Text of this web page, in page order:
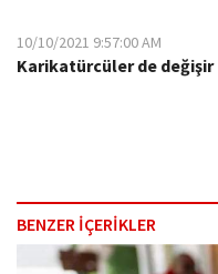
10/10/2021 9:57:00 AM
Karikatürcüler de değişir
BENZER İÇERİKLER